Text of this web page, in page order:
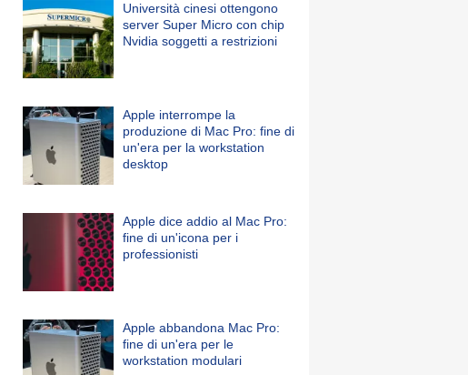
Università cinesi ottengono
server Super Micro con chip
Nvidia soggetti a restrizioni
Apple interrompe la
produzione di Mac Pro: fine di
un'era per la workstation
desktop
Apple dice addio al Mac Pro:
fine di un'icona per i
professionisti
Apple abbandona Mac Pro:
fine di un'era per le
workstation modulari